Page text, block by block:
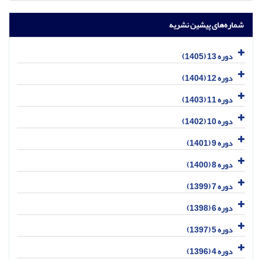
شماره‌های پیشین نشریه
دوره 13 (1405)
دوره 12 (1404)
دوره 11 (1403)
دوره 10 (1402)
دوره 9 (1401)
دوره 8 (1400)
دوره 7 (1399)
دوره 6 (1398)
دوره 5 (1397)
دوره 4 (1396)